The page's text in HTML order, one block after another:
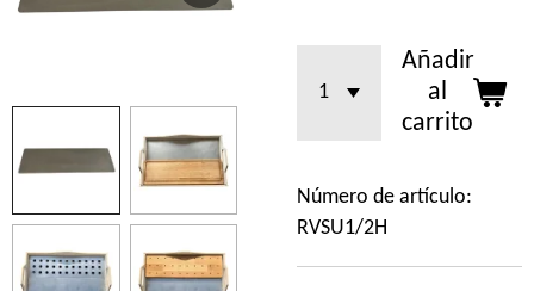
Añadir
al
carrito
Número de artículo:
RVSU1/2H